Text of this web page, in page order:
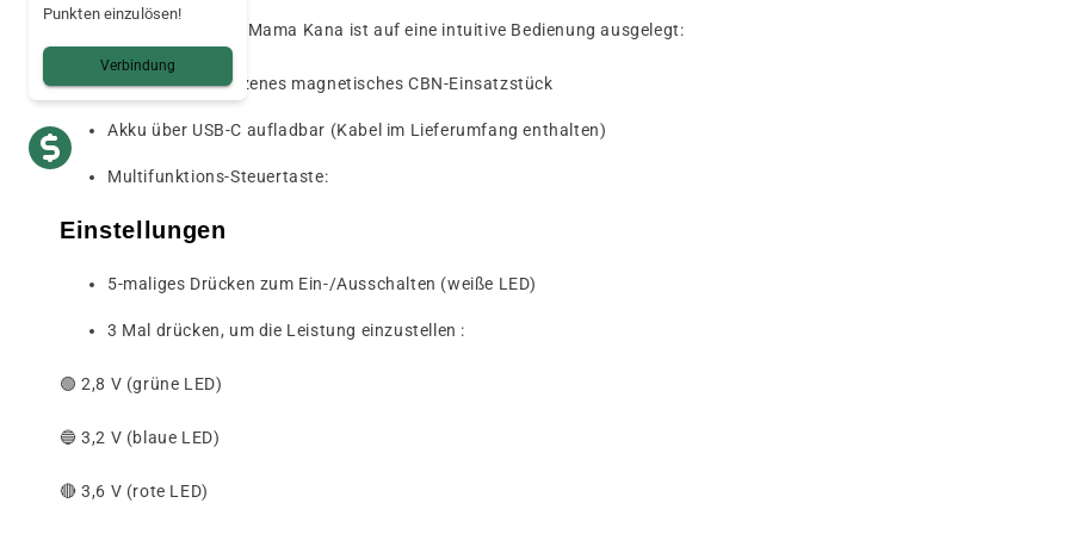
Der CBN-Vape-Pen von Mama Kana ist auf eine intuitive Bedienung ausgelegt:
Einfach einzusetzenes magnetisches CBN-Einsatzstück
Akku über USB-C aufladbar (Kabel im Lieferumfang enthalten)
Multifunktions-Steuertaste:
Einstellungen
5-maliges Drücken zum Ein-/Ausschalten (weiße LED)
3 Mal drücken, um die Leistung einzustellen :
🟢 2,8 V (grüne LED)
🔵 3,2 V (blaue LED)
🔴 3,6 V (rote LED)
Punkten einzulösen!
Verbindung